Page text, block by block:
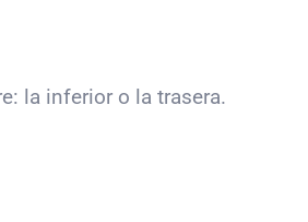
la inferior o la trasera.